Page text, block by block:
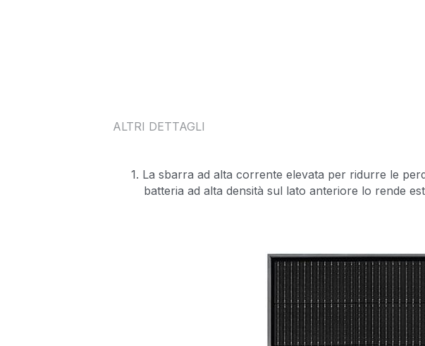
ALTRI DETTAGLI
1. La sbarra ad alta corrente elevata per ridurre le
batteria ad alta densità sul lato anteriore lo rende